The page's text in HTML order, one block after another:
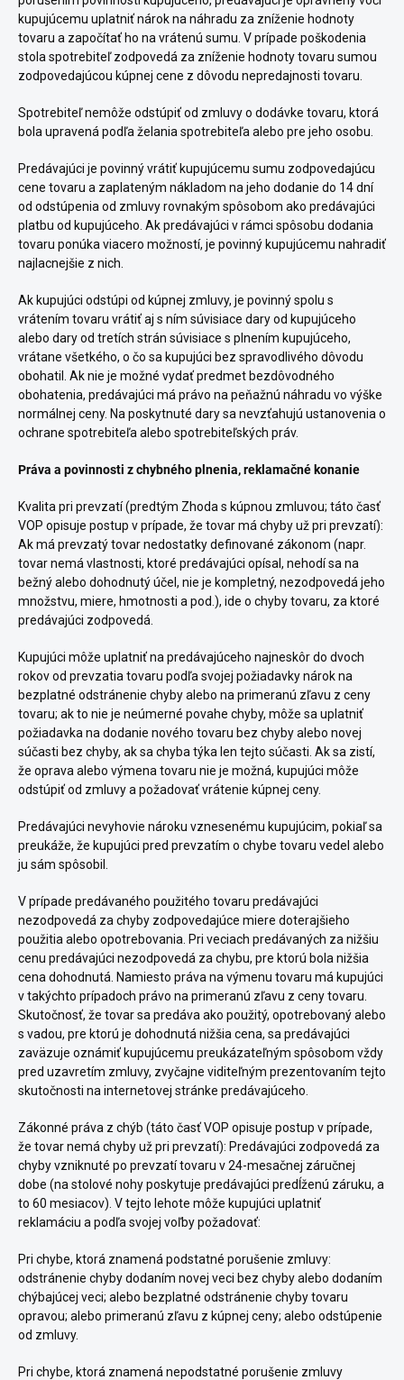
kupujúcemu uplatniť nárok na náhradu za zníženie hodnoty
tovaru a započítať ho na vrátenú sumu. V prípade poškodenia
stola spotrebiteľ zodpovedá za zníženie hodnoty tovaru sumou
zodpovedajúcou kúpnej cene z dôvodu nepredajnosti tovaru.
Spotrebiteľ nemôže odstúpiť od zmluvy o dodávke tovaru, ktorá
bola upravená podľa želania spotrebiteľa alebo pre jeho osobu.
Predávajúci je povinný vrátiť kupujúcemu sumu zodpovedajúcu
cene tovaru a zaplateným nákladom na jeho dodanie do 14 dní
od odstúpenia od zmluvy rovnakým spôsobom ako predávajúci
platbu od kupujúceho. Ak predávajúci v rámci spôsobu dodania
tovaru ponúka viacero možností, je povinný kupujúcemu nahradiť
najlacnejšie z nich.
Ak kupujúci odstúpi od kúpnej zmluvy, je povinný spolu s
vrátením tovaru vrátiť aj s ním súvisiace dary od kupujúceho
alebo dary od tretích strán súvisiace s plnením kupujúceho,
vrátane všetkého, o čo sa kupujúci bez spravodlivého dôvodu
obohatil. Ak nie je možné vydať predmet bezdôvodného
obohatenia, predávajúci má právo na peňažnú náhradu vo výške
normálnej ceny. Na poskytnuté dary sa nevzťahujú ustanovenia o
ochrane spotrebiteľa alebo spotrebiteľských práv.
Práva a povinnosti z chybného plnenia, reklamačné konanie
Kvalita pri prevzatí (predtým Zhoda s kúpnou zmluvou; táto časť
VOP opisuje postup v prípade, že tovar má chyby už pri prevzatí):
Ak má prevzatý tovar nedostatky definované zákonom (napr.
tovar nemá vlastnosti, ktoré predávajúci opísal, nehodí sa na
bežný alebo dohodnutý účel, nie je kompletný, nezodpovedá jeho
množstvu, miere, hmotnosti a pod.), ide o chyby tovaru, za ktoré
predávajúci zodpovedá.
Kupujúci môže uplatniť na predávajúceho najneskôr do dvoch
rokov od prevzatia tovaru podľa svojej požiadavky nárok na
bezplatné odstránenie chyby alebo na primeranú zľavu z ceny
tovaru; ak to nie je neúmerné povahe chyby, môže sa uplatniť
požiadavka na dodanie nového tovaru bez chyby alebo novej
súčasti bez chyby, ak sa chyba týka len tejto súčasti. Ak sa zistí,
že oprava alebo výmena tovaru nie je možná, kupujúci môže
odstúpiť od zmluvy a požadovať vrátenie kúpnej ceny.
Predávajúci nevyhovie nároku vznesenému kupujúcim, pokiaľ sa
preukáže, že kupujúci pred prevzatím o chybe tovaru vedel alebo
ju sám spôsobil.
V prípade predávaného použitého tovaru predávajúci
nezodpovedá za chyby zodpovedajúce miere doterajšieho
použitia alebo opotrebovania. Pri veciach predávaných za nižšiu
cenu predávajúci nezodpovedá za chybu, pre ktorú bola nižšia
cena dohodnutá. Namiesto práva na výmenu tovaru má kupujúci
v takýchto prípadoch právo na primeranú zľavu z ceny tovaru.
Skutočnosť, že tovar sa predáva ako použitý, opotrebovaný alebo
s vadou, pre ktorú je dohodnutá nižšia cena, sa predávajúci
zaväzuje oznámiť kupujúcemu preukázateľným spôsobom vždy
pred uzavretím zmluvy, zvyčajne viditeľným prezentovaním tejto
skutočnosti na internetovej stránke predávajúceho.
Zákonné práva z chýb (táto časť VOP opisuje postup v prípade,
že tovar nemá chyby už pri prevzatí): Predávajúci zodpovedá za
chyby vzniknuté po prevzatí tovaru v 24-mesačnej záručnej
dobe (na stolové nohy poskytuje predávajúci predĺženú záruku, a
to 60 mesiacov). V tejto lehote môže kupujúci uplatniť
reklamáciu a podľa svojej voľby požadovať:
Pri chybe, ktorá znamená podstatné porušenie zmluvy:
odstránenie chyby dodaním novej veci bez chyby alebo dodaním
chýbajúcej veci; alebo bezplatné odstránenie chyby tovaru
opravou; alebo primeranú zľavu z kúpnej ceny; alebo odstúpenie
od zmluvy.
Pri chybe, ktorá znamená nepodstatné porušenie zmluvy